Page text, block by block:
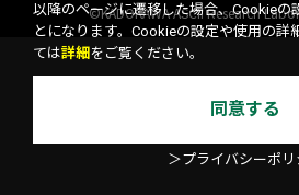
©KADOKAWA ASCII Research
以降のページに遷移した場合、Cookieの
とになります。Cookieの設定や使用の詳
ては詳細 をご覧ください。
同意する
＞プライバシーポリ